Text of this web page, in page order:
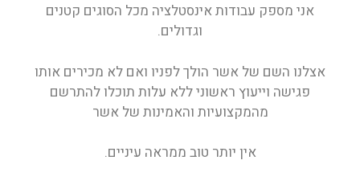
אני מספק עבודות אינסטלציה מכל הסוגים קטנים
וגדולים.
אצלנו השם של אשר הולך לפניו ואם לא מכירים אותו
פגישה וייעוץ ראשוני ללא עלות תוכלו להתרשם
מהמקצועיות והאמינות של אשר
אין יותר טוב ממראה עיניים.